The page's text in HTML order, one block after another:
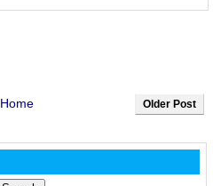
Older Post
Home